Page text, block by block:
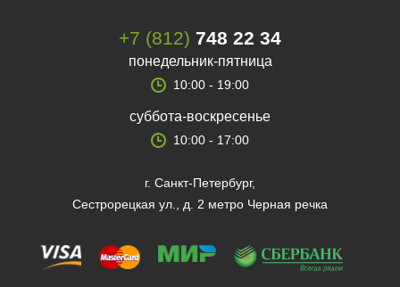
+7 (812) 748 22 34
понедельник-пятница
10:00 - 19:00
суббота-воскресенье
10:00 - 17:00
г. Санкт-Петербург,
Сестрорецкая ул., д. 2 метро Черная речка